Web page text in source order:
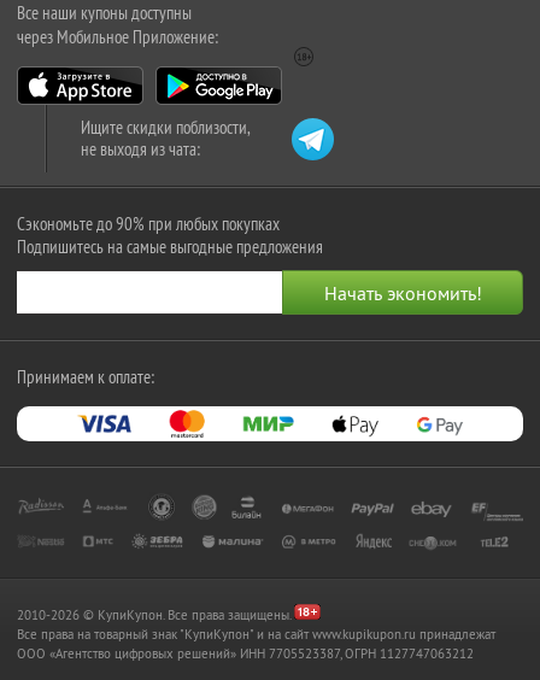
Все наши купоны доступны
через Мобильное Приложение:
Ищите скидки поблизости,
не выходя из чата:
Сэкономьте до 90% при любых покупках
Подпишитесь на самые выгодные предложения
Принимаем к оплате:
2010-2026 © КупиКупон. Все права защищены.
Все права на товарный знак "КупиКупон" и на сайт www.kupikupon.ru принадлежат
OOO «Агентство цифровых решений» ИНН 7705523387, ОГРН 1127747063212